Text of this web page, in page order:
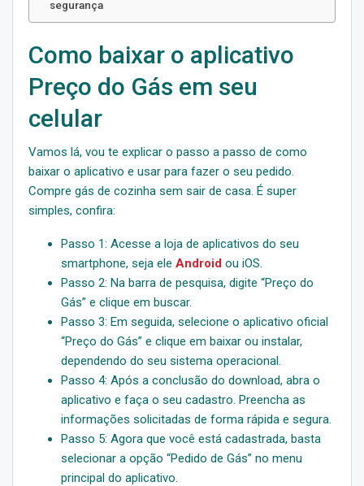
segurança
Como baixar o aplicativo
Preço do Gás em seu
celular
Vamos lá, vou te explicar o passo a passo de como
baixar o aplicativo e usar para fazer o seu pedido.
Compre gás de cozinha sem sair de casa. É super
simples, confira:
Passo 1: Acesse a loja de aplicativos do seu
smartphone, seja ele Android ou iOS.
Passo 2: Na barra de pesquisa, digite “Preço do
Gás” e clique em buscar.
Passo 3: Em seguida, selecione o aplicativo oficial
“Preço do Gás” e clique em baixar ou instalar,
dependendo do seu sistema operacional.
Passo 4: Após a conclusão do download, abra o
aplicativo e faça o seu cadastro. Preencha as
informações solicitadas de forma rápida e segura.
Passo 5: Agora que você está cadastrada, basta
selecionar a opção “Pedido de Gás” no menu
principal do aplicativo.